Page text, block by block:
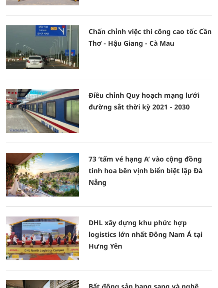
Chấn chỉnh việc thi công cao tốc Cần
Thơ - Hậu Giang - Cà Mau
Điều chỉnh Quy hoạch mạng lưới
đường sắt thời kỳ 2021 - 2030
73 ‘tấm vé hạng A’ vào cộng đồng
tinh hoa bên vịnh biển biệt lập Đà
Nẵng
DHL xây dựng khu phức hợp
logistics lớn nhất Đông Nam Á tại
Hưng Yên